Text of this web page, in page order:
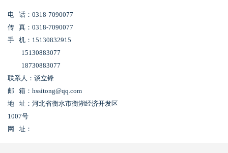
电 话：0318-7090077
传 真：0318-7090077
手 机：15130832915
15130883077
18730883077
联系人：谈立锋
邮 箱：hssitong@qq.com
地 址：河北省衡水市衡湖经济开发区
1007号
网 址：